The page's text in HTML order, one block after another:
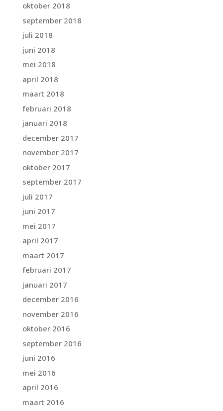
oktober 2018
september 2018
juli 2018
juni 2018
mei 2018
april 2018
maart 2018
februari 2018
januari 2018
december 2017
november 2017
oktober 2017
september 2017
juli 2017
juni 2017
mei 2017
april 2017
maart 2017
februari 2017
januari 2017
december 2016
november 2016
oktober 2016
september 2016
juni 2016
mei 2016
april 2016
maart 2016